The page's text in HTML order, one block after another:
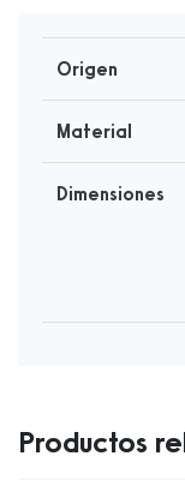
Origen
Material
Dimensiones
Productos